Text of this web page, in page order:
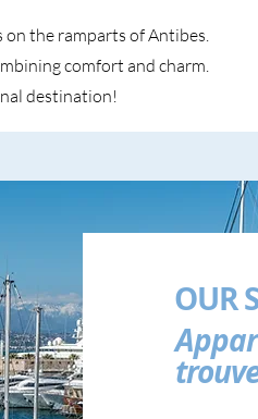
on the ramparts of Antibes.
comfort and charm.
destination!
OUR